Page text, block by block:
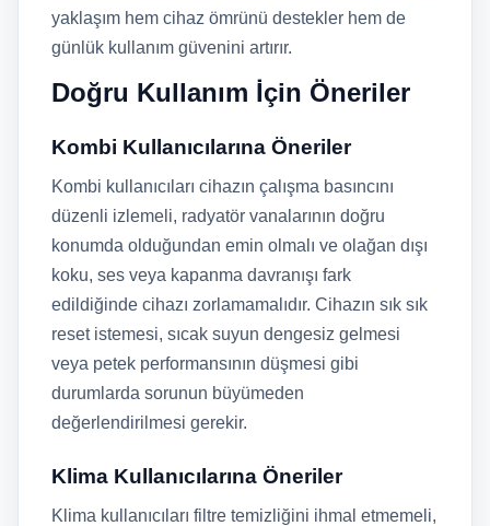
yaklaşım hem cihaz ömrünü destekler hem de
günlük kullanım güvenini artırır.
Doğru Kullanım İçin Öneriler
Kombi Kullanıcılarına Öneriler
Kombi kullanıcıları cihazın çalışma basıncını
düzenli izlemeli, radyatör vanalarının doğru
konumda olduğundan emin olmalı ve olağan dışı
koku, ses veya kapanma davranışı fark
edildiğinde cihazı zorlamamalıdır. Cihazın sık sık
reset istemesi, sıcak suyun dengesiz gelmesi
veya petek performansının düşmesi gibi
durumlarda sorunun büyümeden
değerlendirilmesi gerekir.
Klima Kullanıcılarına Öneriler
Klima kullanıcıları filtre temizliğini ihmal etmemeli,